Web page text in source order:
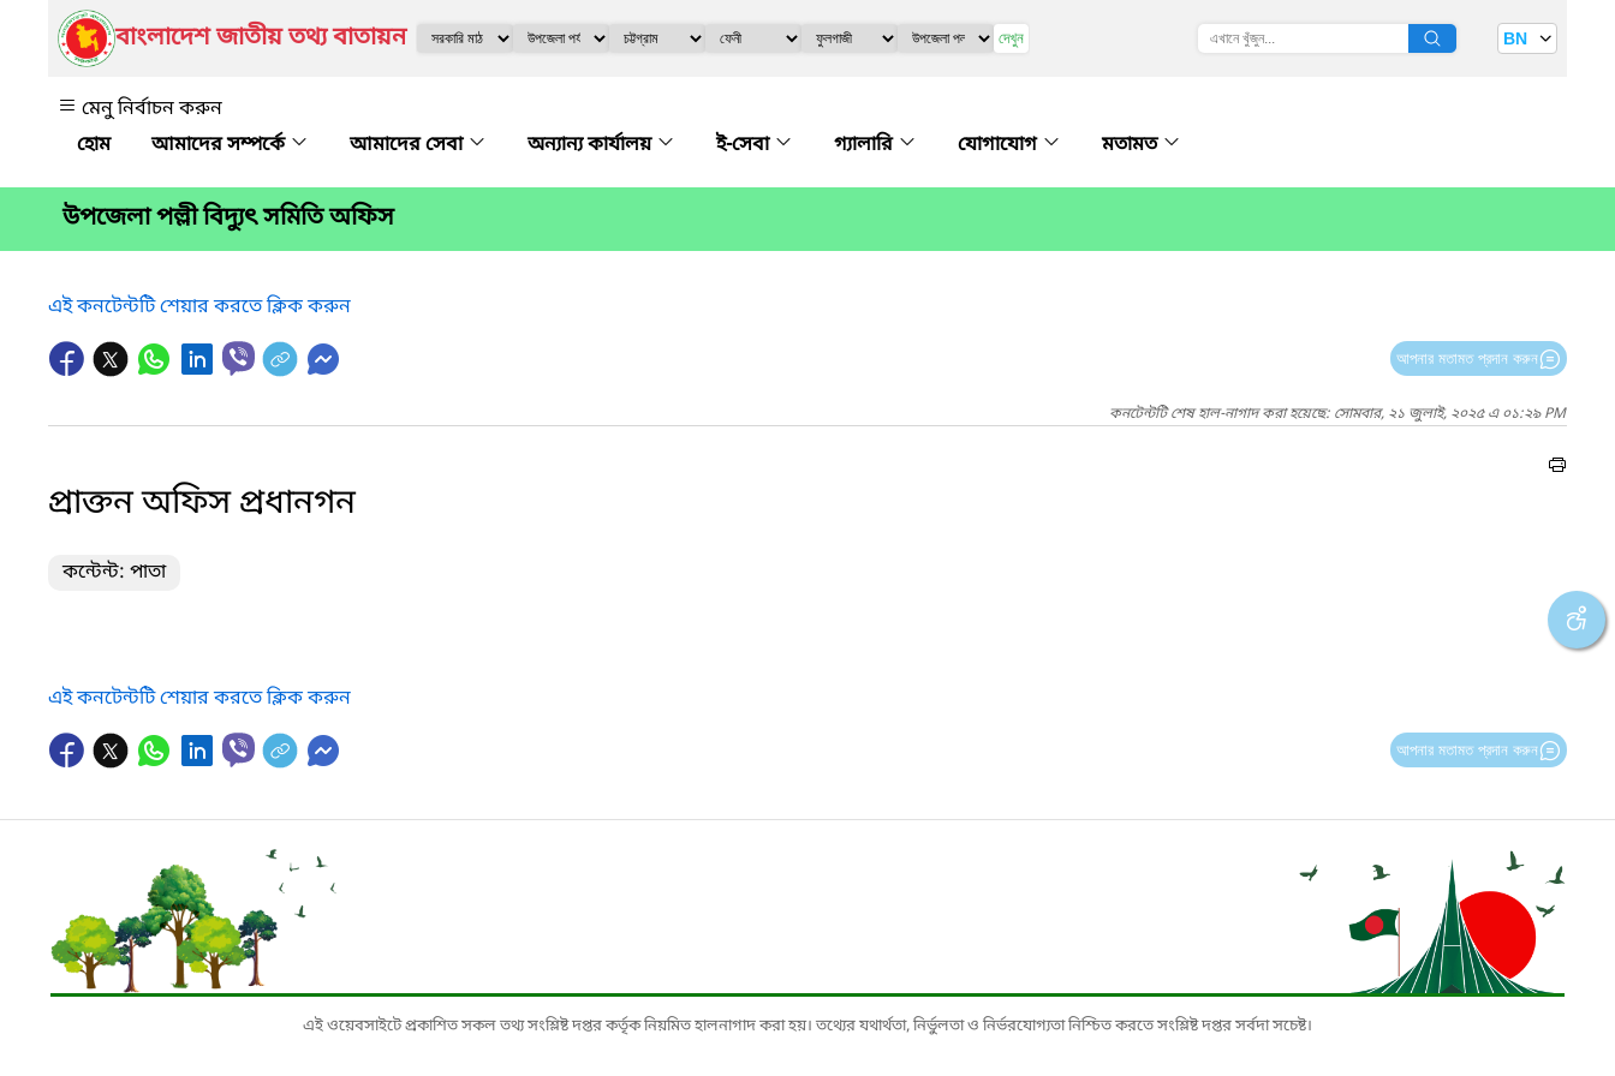
বাংলাদেশ জাতীয় তথ্য বাতায়ন দেখুন BN
মেনু নির্বাচন করুন
আমাদের সম্পর্কে
আমাদের সেবা অন্যান্য কার্যালয় ই-সেবা গ্যালারি যোগাযোগ মতামত
উপজেলা পল্লী বিদ্যুৎ সমিতি অফিস
এই কনটেন্টটি শেয়ার করতে ক্লিক করুন
আপনার মতামত প্রদান করুন
কনটেন্টটি শেষ হাল-নাগাদ করা হয়েছে: সোমবার, ২১ জুলাই, ২০২৫ এ ০১:২৯ PM
প্রাক্তন অফিস প্রধানগন
কন্টেন্ট: পাতা
এই কনটেন্টটি শেয়ার করতে ক্লিক করুন
আপনার মতামত প্রদান করুন
এই ওয়েবসাইটে প্রকাশিত সকল তথ্য সংশ্লিষ্ট দপ্তর কর্তৃক নিয়মিত হালনাগাদ করা হয়। তথ্যের যথার্থতা, নির্ভুলতা ও নির্ভরযোগ্যতা নিশ্চিত করতে সংশ্লিষ্ট দপ্তর সর্বদা সচেষ্ট।